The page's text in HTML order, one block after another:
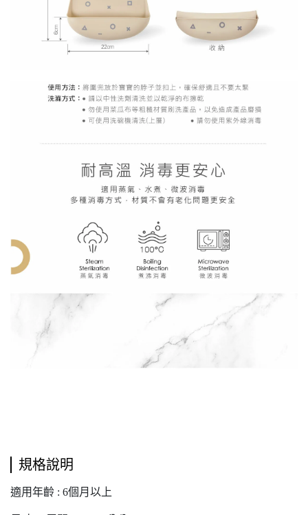
規格說明
適用年齡 : 6個月以上